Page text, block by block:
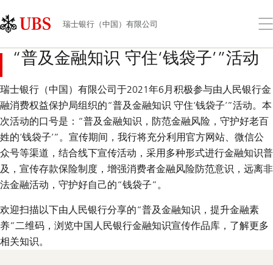
Links
Area
瑞士银行（中国）有限公司
打
菜
“普及金融知识 守住‘钱袋子’”活动
瑞士银行（中国）有限公司于2021年6月积极参与由人民银行金
融消费权益保护局组织的“普及金融知识 守住‘钱袋子’”活动。本
次活动的口号是：“普及金融知识，防范金融风险，守护好老百
姓的‘钱袋子’”。宣传期间，我行将充分利用官方网站、微信公
众号等渠道，结合线下宣传活动，采用多种形式进行金融知识普
及，宣传存款保险制度，增强消费者金融风险防范意识，远离非
法金融活动，守护好自己的“钱袋子”。
欢迎扫描以下由人民银行分享的“普及金融知识，提升金融素
养”二维码，浏览中国人民银行金融知识宣传作品库，了解更多
相关知识。